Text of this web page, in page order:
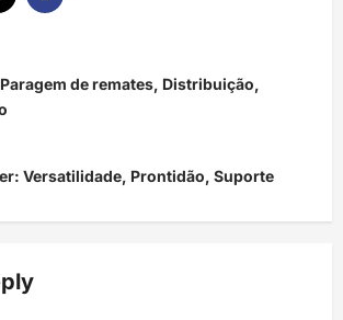
de remates, Distribuição,
Versatilidade, Prontidão, Suporte